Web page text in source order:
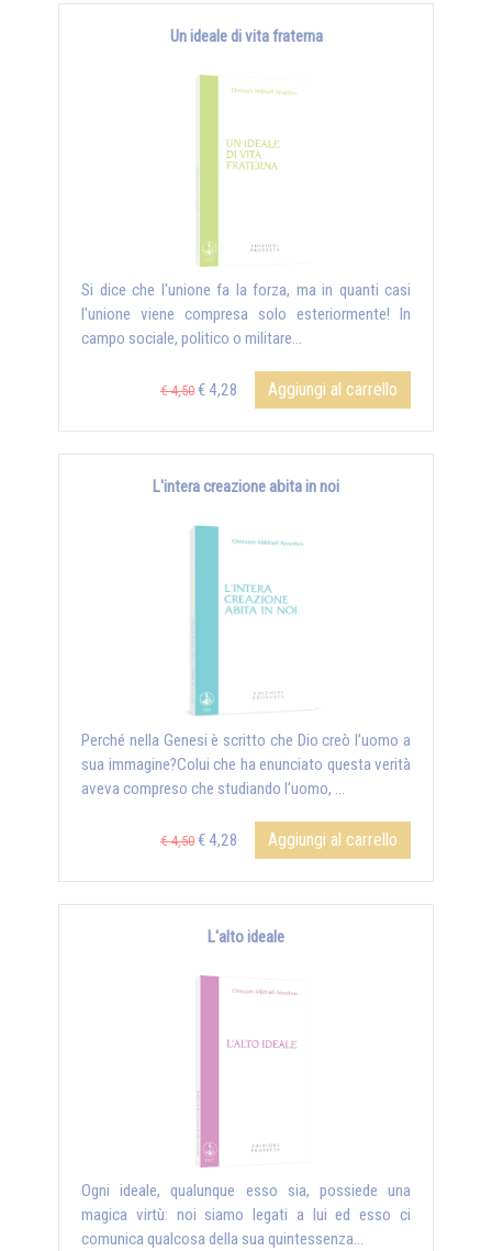
Un ideale di vita fraterna
Si dice che l'unione fa la forza, ma in quanti casi
l'unione viene compresa solo esteriormente! In
campo sociale, politico o militare...
€ 4,50 € 4,28 Aggiungi al carrello
L'intera creazione abita in noi
Perché nella Genesi è scritto che Dio creò l’uomo a
sua immagine?Colui che ha enunciato questa verità
aveva compreso che studiando l’uomo, …
€ 4,50 € 4,28 Aggiungi al carrello
L'alto ideale
Ogni ideale, qualunque esso sia, possiede una
magica virtù: noi siamo legati a lui ed esso ci
comunica qualcosa della sua quintessenza...